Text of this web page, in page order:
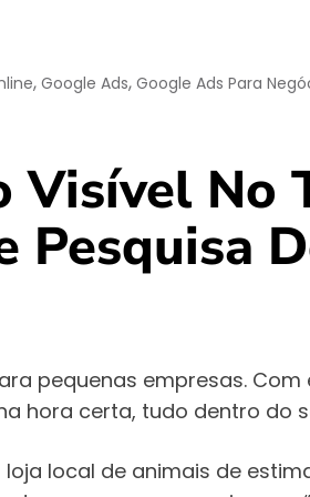
, Google Ads, Google Ads Para
Visível No
Pesquisa
pequenas empresas. Com
hora certa, tudo dentro do
local de animais de